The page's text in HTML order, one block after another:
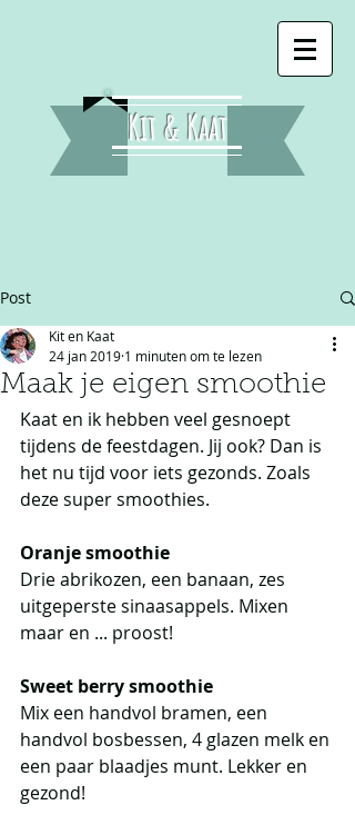
Kit & Kaat
Post
Maak je eigen smoothie
Kit en Kaat
24 jan 2019 1 minuten om te lezen
Kaat en ik hebben veel gesnoept
tijdens de feestdagen. Jij ook? Dan is
het nu tijd voor iets gezonds. Zoals
deze super smoothies.
Oranje smoothie
Drie abrikozen, een banaan, zes
uitgeperste sinaasappels. Mixen
maar en ... proost!
Sweet berry smoothie
Mix een handvol bramen, een
handvol bosbessen, 4 glazen melk en
een paar blaadjes munt. Lekker en
gezond!